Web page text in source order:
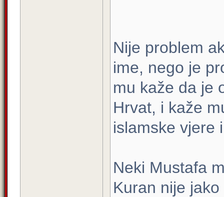
Nije problem
ime, nego je
mu kaže da je
Hrvat, i kaže
islamske vjere
Neki Mustafa
Kuran nije